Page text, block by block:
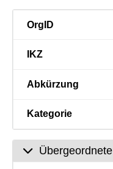
OrgID
IKZ
Abkürzung
Kategorie